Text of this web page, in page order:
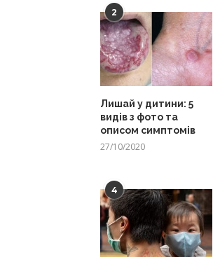
2
Лишай у дитини: 5
видів з фото та
описом симптомів
27/10/2020
4